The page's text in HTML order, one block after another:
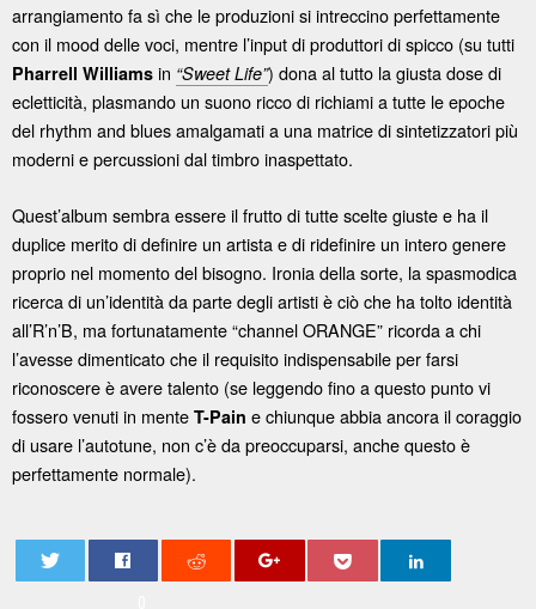
arrangiamento fa sì che le produzioni si intreccino perfettamente
con il mood delle voci, mentre l’input di produttori di spicco (su tutti
Pharrell Williams in “Sweet Life”) dona al tutto la giusta dose di
ecletticità, plasmando un suono ricco di richiami a tutte le epoche
del rhythm and blues amalgamati a una matrice di sintetizzatori più
moderni e percussioni dal timbro inaspettato.
Quest’album sembra essere il frutto di tutte scelte giuste e ha il
duplice merito di definire un artista e di ridefinire un intero genere
proprio nel momento del bisogno. Ironia della sorte, la spasmodica
ricerca di un’identità da parte degli artisti è ciò che ha tolto identità
all’R’n’B, ma fortunatamente “channel ORANGE” ricorda a chi
l’avesse dimenticato che il requisito indispensabile per farsi
riconoscere è avere talento (se leggendo fino a questo punto vi
fossero venuti in mente T-Pain e chiunque abbia ancora il coraggio
di usare l’autotune, non c’è da preoccuparsi, anche questo è
perfettamente normale).